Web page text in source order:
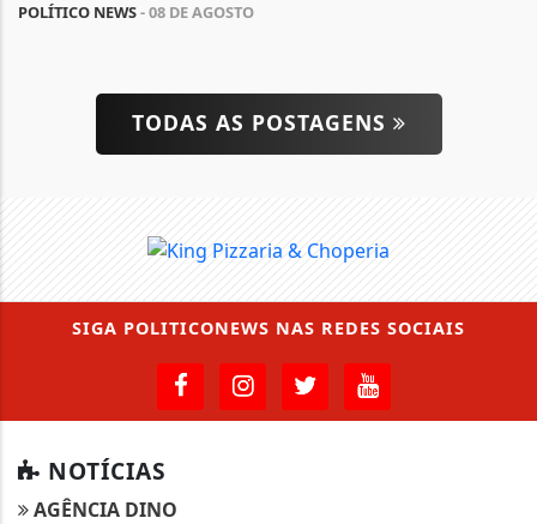
POLÍTICO NEWS- 08 DE AGOSTO
TODAS AS POSTAGENS
SIGA POLITICONEWS NAS REDES SOCIAIS
NOTÍCIAS
AGÊNCIA DINO